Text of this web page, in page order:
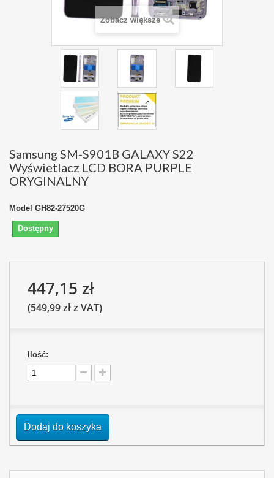
Zobacz większe
Samsung SM-S901B GALAXY S22
Wyświetlacz LCD BORA PURPLE
ORYGINALNY
Model GH82-27520G
Dostępny
447,15 zł
(549,99 zł z VAT)
Ilość:
Dodaj do koszyka